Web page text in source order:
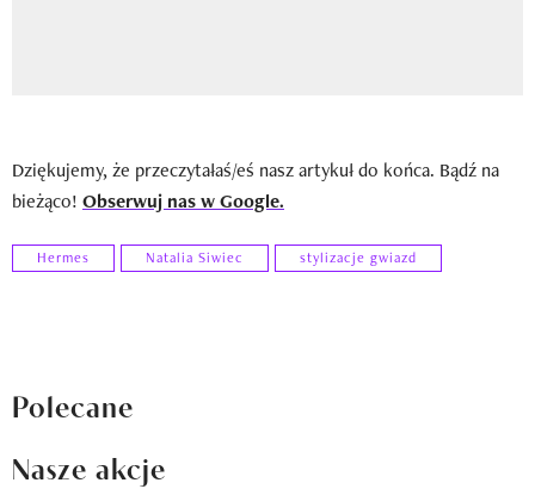
Dziękujemy, że przeczytałaś/eś nasz artykuł do końca. Bądź na
bieżąco! Obserwuj nas w Google.
Hermes Natalia Siwiec stylizacje gwiazd
Polecane
Nasze akcje